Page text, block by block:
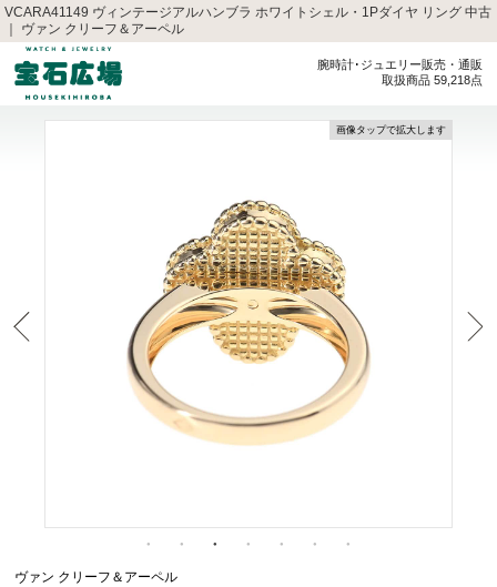
VCARA41149 ヴィンテージアルハンブラ ホワイトシェル・1Pダイヤ リング 中古
｜ ヴァン クリーフ＆アーペル
腕時計･ジュエリー販売・通販
取扱商品 59,218点
画像タップで拡大します
ヴァン クリーフ＆アーペル